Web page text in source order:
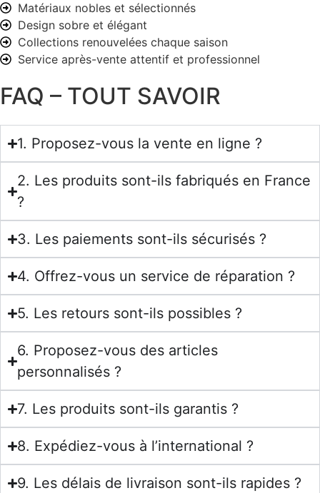
Matériaux nobles et sélectionnés
Design sobre et élégant
Collections renouvelées chaque saison
Service après-vente attentif et professionnel
FAQ – TOUT SAVOIR
1. Proposez-vous la vente en ligne ?
2. Les produits sont-ils fabriqués en France
?
3. Les paiements sont-ils sécurisés ?
4. Offrez-vous un service de réparation ?
5. Les retours sont-ils possibles ?
6. Proposez-vous des articles
personnalisés ?
7. Les produits sont-ils garantis ?
8. Expédiez-vous à l’international ?
9. Les délais de livraison sont-ils rapides ?